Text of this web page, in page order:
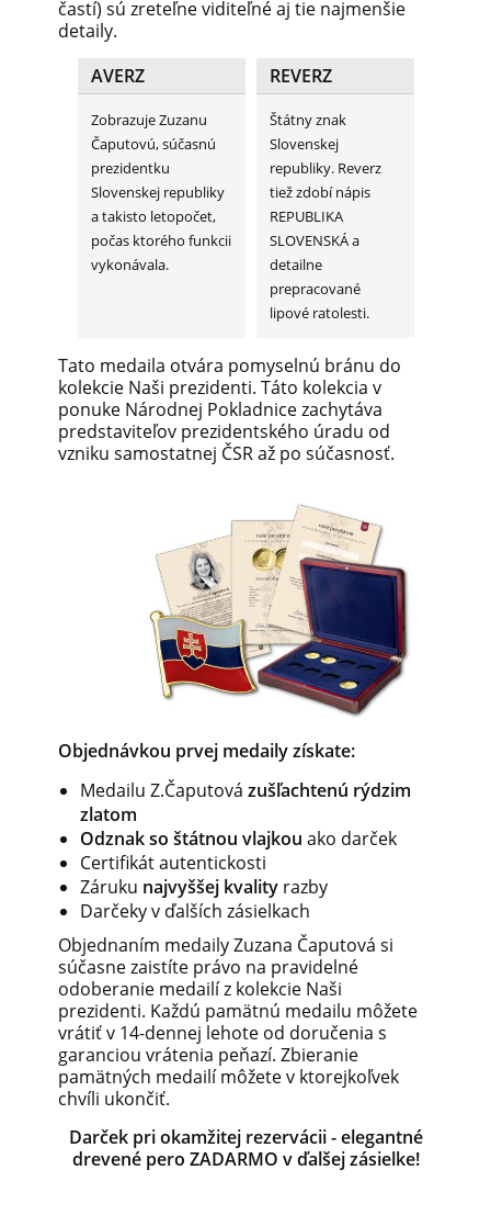
častí) sú zreteľne viditeľné aj tie najmenšie
detaily.
AVERZ
REVERZ
Zobrazuje Zuzanu
Čaputovú, súčasnú
prezidentku
Slovenskej republiky
a takisto letopočet,
počas ktorého funkcii
vykonávala.
Štátny znak
Slovenskej
republiky. Reverz
tiež zdobí nápis
REPUBLIKA
SLOVENSKÁ a
detailne
prepracované
lipové ratolesti.
Tato medaila otvára pomyselnú bránu do
kolekcie Naši prezidenti. Táto kolekcia v
ponuke Národnej Pokladnice zachytáva
predstaviteľov prezidentského úradu od
vzniku samostatnej ČSR až po súčasnosť.
Objednávkou prvej medaily získate:
Medailu Z.Čaputová zušľachtenú rýdzim
zlatom
Odznak so štátnou vlajkou ako darček
Certifikát autentickosti
Záruku najvyššej kvality razby
Darčeky v ďalších zásielkach
Objednaním medaily Zuzana Čaputová si
súčasne zaistíte právo na pravidelné
odoberanie medailí z kolekcie Naši
prezidenti. Každú pamätnú medailu môžete
vrátiť v 14-dennej lehote od doručenia s
garanciou vrátenia peňazí. Zbieranie
pamätných medailí môžete v ktorejkoľvek
chvíli ukončiť.
Darček pri okamžitej rezervácii - elegantné
drevené pero ZADARMO v ďalšej zásielke!